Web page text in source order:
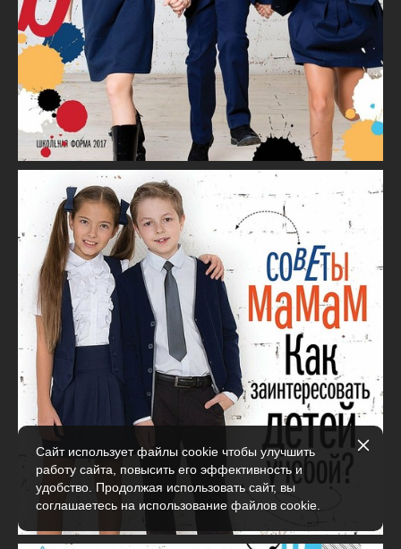
Сайт использует файлы cookie чтобы улучшить
работу сайта, повысить его эффективность и
удобство. Продолжая использовать сайт, вы
соглашаетесь на использование файлов cookie.